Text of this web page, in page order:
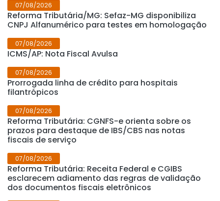
07/08/2026
Reforma Tributária/MG: Sefaz-MG disponibiliza
CNPJ Alfanumérico para testes em homologação
07/08/2026
ICMS/AP: Nota Fiscal Avulsa
07/08/2026
Prorrogada linha de crédito para hospitais
filantrópicos
07/08/2026
Reforma Tributária: CGNFS-e orienta sobre os
prazos para destaque de IBS/CBS nas notas
fiscais de serviço
07/08/2026
Reforma Tributária: Receita Federal e CGIBS
esclarecem adiamento das regras de validação
dos documentos fiscais eletrônicos